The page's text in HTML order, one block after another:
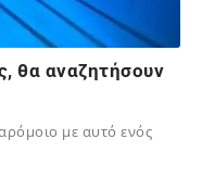
θα αναζητήσουν
με αυτό ενός